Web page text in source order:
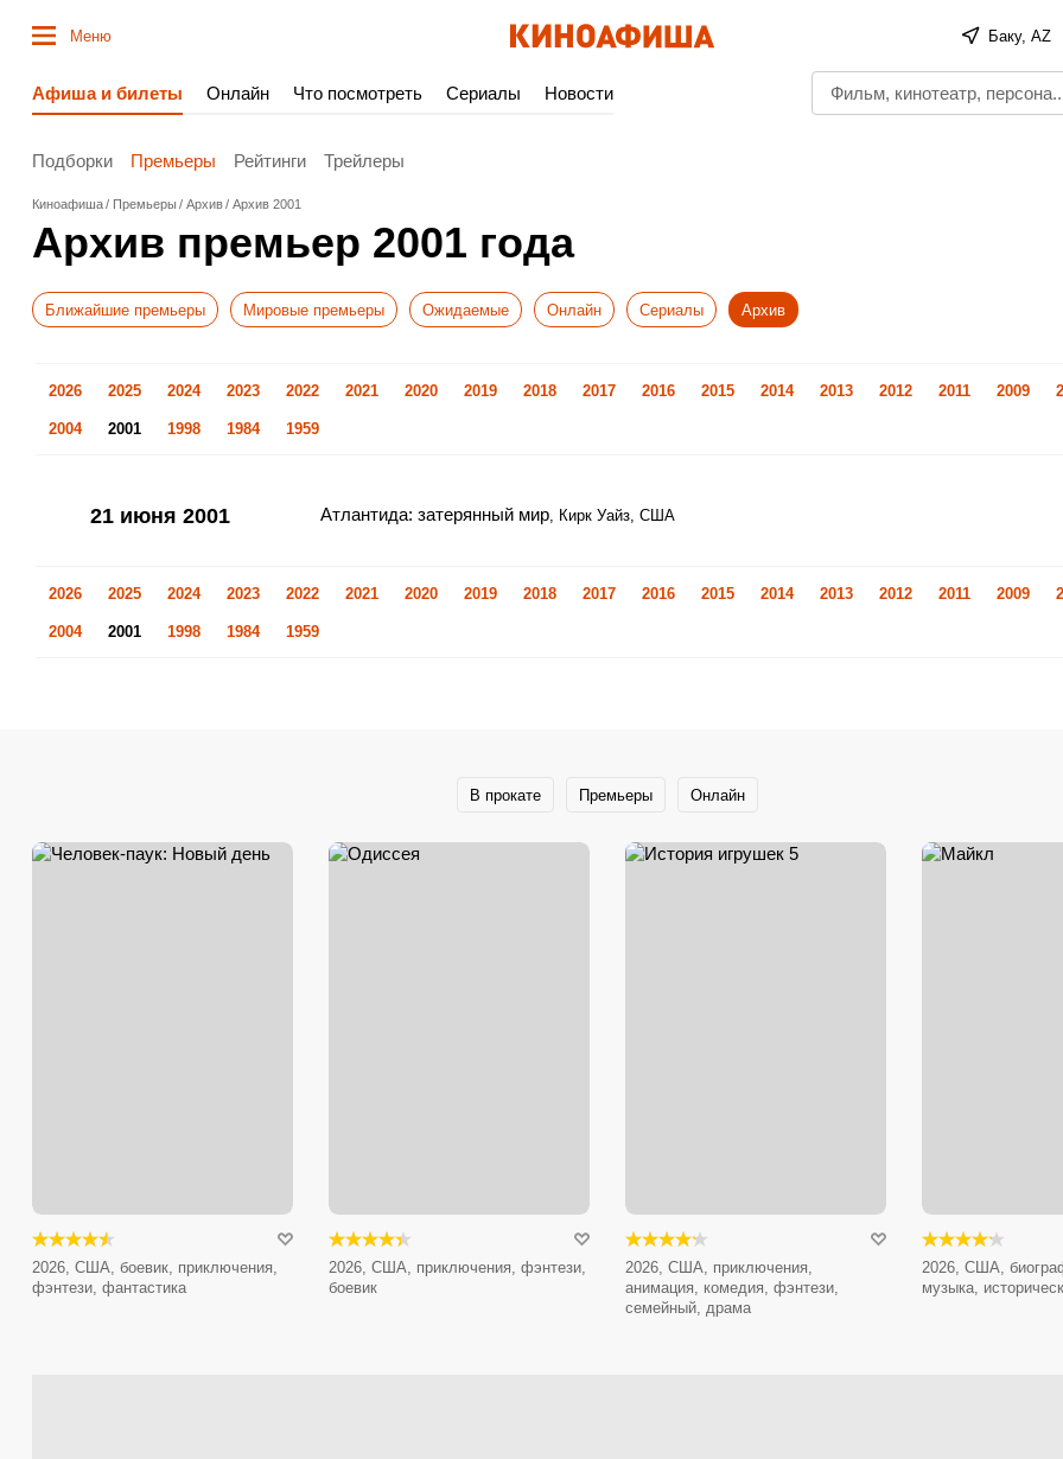
Меню Баку, AZ
Афиша и билеты Онлайн Что посмотреть Сериалы Новости
Подборки Премьеры Рейтинги Трейлеры
Киноафиша Премьеры Архив Архив 2001
Архив премьер 2001 года
Ближайшие премьеры Мировые премьеры Ожидаемые Онлайн Сериалы Архив
2026 2025 2024 2023 2022 2021 2020 2019 2018 2017 2016 2015 2014 2013 2012 2011 2009
2004 2001 1998 1984 1959
21 июня 2001 Атлантида: затерянный мир, Кирк Уайз, США
2026 2025 2024 2023 2022 2021 2020 2019 2018 2017 2016 2015 2014 2013 2012 2011 2009
2004 2001 1998 1984 1959
В прокате Премьеры Онлайн
2026, США, боевик, приключения,
фэнтези, фантастика
2026, США, приключения, фэнтези,
боевик
2026, США, приключения,
анимация, комедия, фэнтези,
семейный, драма
2026, США,
музыка,